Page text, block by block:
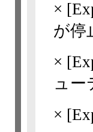
×
が停
×
ュー
×